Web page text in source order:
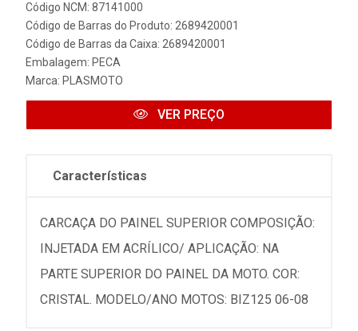
Código NCM: 87141000
Código de Barras do Produto: 2689420001
Código de Barras da Caixa: 2689420001
Embalagem: PECA
Marca: PLASMOTO
VER PREÇO
Características
CARCAÇA DO PAINEL SUPERIOR COMPOSIÇÃO:
INJETADA EM ACRÍLICO/ APLICAÇÃO: NA
PARTE SUPERIOR DO PAINEL DA MOTO. COR:
CRISTAL. MODELO/ANO MOTOS: BIZ125 06-08